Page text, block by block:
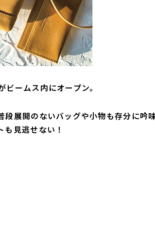
ームス内にオープン。
段展開のないバッグや小物も存分に吟
見逃せない！